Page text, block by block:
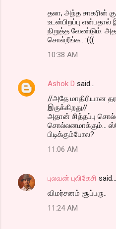
தலா, அந்த சாகரின்
உடன்பிறப்பு என்பதால்
நிறுத்த வேண்டும்.
சொல்றீங்க.. :(((
10:38 AM
Ashok D said…
//அதே மாதிரியான
இருக்கிறது//
அதான் சித்தப்பு
சொல்லனமாக்கும்...
பிடிக்கும்போல?
11:06 AM
புலவன் புலிகேசி said…
விமர்சனம் சூப்பரு..
11:24 AM